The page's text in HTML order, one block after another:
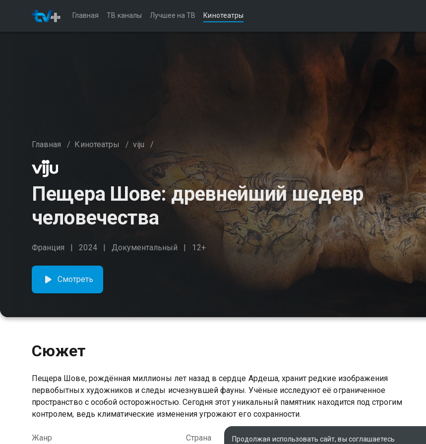
Главная ТВ каналы Лучшее на ТВ Кинотеатры
Главная / Кинотеатры / viju /
Пещера Шове: древнейший шедевр
человечества
Франция 2024 Документальный 12+
Смотреть
Сюжет
Пещера Шове, рождённая миллионы лет назад в сердце Ардеша, хранит редкие изображения
первобытных художников и следы исчезнувшей фауны. Учёные исследуют её ограниченное
пространство с особой осторожностью. Сегодня этот уникальный памятник находится под строгим
контролем, ведь климатические изменения угрожают его сохранности.
Жанр Страна Оригинальное название
Продолжая использовать сайт, вы соглашаетесь